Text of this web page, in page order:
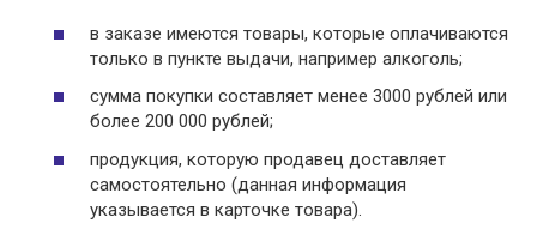
в заказе имеются товары, которые оплачиваются
только в пункте выдачи, например алкоголь;
сумма покупки составляет менее 3000 рублей или
более 200 000 рублей;
продукция, которую продавец доставляет
самостоятельно (данная информация
указывается в карточке товара).